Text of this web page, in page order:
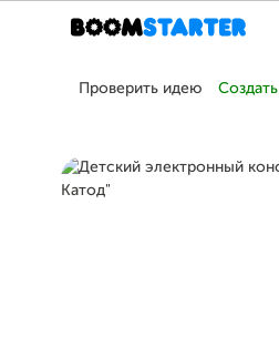
Проверить идею Создать